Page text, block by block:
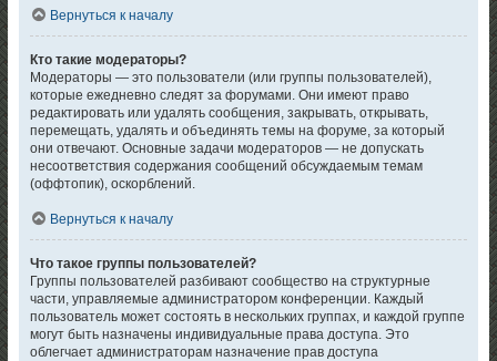
Вернуться к началу
Кто такие модераторы?
Модераторы — это пользователи (или группы пользователей),
которые ежедневно следят за форумами. Они имеют право
редактировать или удалять сообщения, закрывать, открывать,
перемещать, удалять и объединять темы на форуме, за который
они отвечают. Основные задачи модераторов — не допускать
несоответствия содержания сообщений обсуждаемым темам
(оффтопик), оскорблений.
Вернуться к началу
Что такое группы пользователей?
Группы пользователей разбивают сообщество на структурные
части, управляемые администратором конференции. Каждый
пользователь может состоять в нескольких группах, и каждой группе
могут быть назначены индивидуальные права доступа. Это
облегчает администраторам назначение прав доступа